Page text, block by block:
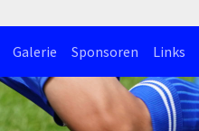
Galerie Sponsoren Links